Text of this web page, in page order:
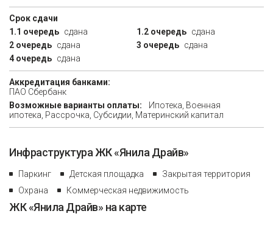
Срок сдачи
1.1 очередь сдана 1.2 очередь сдана
2 очередь сдана 3 очередь сдана
4 очередь сдана
Аккредитация банками:
ПАО Сбербанк
Возможные варианты оплаты:
Ипотека, Военная
ипотека, Рассрочка, Субсидии, Материнский капитал
Инфраструктура ЖК «Янила Драйв»
Паркинг Детская площадка
Закрытая территория
Охрана
Коммерческая недвижимость
ЖК «Янила Драйв» на карте